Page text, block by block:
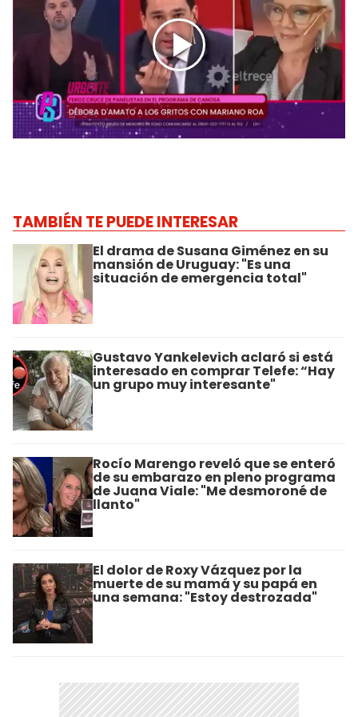
TAMBIÉN TE PUEDE INTERESAR
El drama de Susana Giménez en su
mansión de Uruguay: "Es una
situación de emergencia total"
Gustavo Yankelevich aclaró si está
interesado en comprar Telefe: “Hay
un grupo muy interesante"
Rocío Marengo reveló que se enteró
de su embarazo en pleno programa
de Juana Viale: "Me desmoroné de
llanto"
El dolor de Roxy Vázquez por la
muerte de su mamá y su papá en
una semana: "Estoy destrozada"